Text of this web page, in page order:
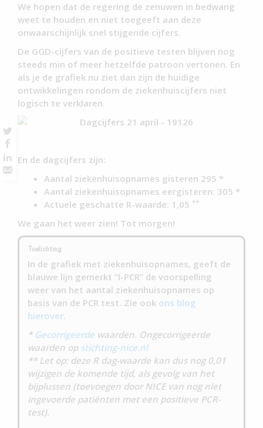
We hopen dat de regering de zenuwen in bedwang
weet te houden en niet toegeeft aan deze
onwaarschijnlijk snel stijgende cijfers.
De GGD-cijfers van de positieve testen blijven nog
steeds min of meer hetzelfde patroon vertonen. En
als je de grafiek nu ziet dan zijn de huidige
ontwikkelingen rondom de ziekenhuiscijfers niet
logisch te verklaren.
En de dagcijfers zijn:
Aantal ziekenhuisopnames gisteren 295 *
Aantal ziekenhuisopnames eergisteren: 305 *
Actuele geschatte R-waarde: 1,05 **
We gaan het weer zien! Tot morgen!
Toelichting
In de grafiek met ziekenhuisopnames, geeft de
blauwe lijn gemerkt “I-PCR” de voorspelling
weer van het aantal ziekenhuisopnames op
basis van de PCR test. Zie ook ons blog
hierover.
* Gecorrigeerde waarden. Ongecorrigeerde
waarden op stichting-nice.nl
** Let op: deze R dag-waarde kan dus nog 0,01
wijzigen de komende tijd, als gevolg van het
bijplussen (toevoegen door NICE van nog niet
ingevoerde patiënten met een positieve PCR-
test).